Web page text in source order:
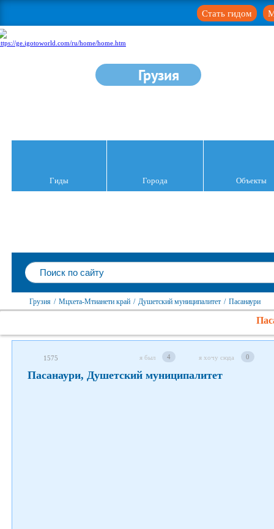
Стать гидом
Грузия
Гиды Города Объекты
Грузия / Мцхета-Мтианети край / Душетский муниципалитет / Пасанаури
1575 я был 4 я хочу сюда 0
Пасанаури, Душетский муниципалитет
Следите за нами в соцсетях